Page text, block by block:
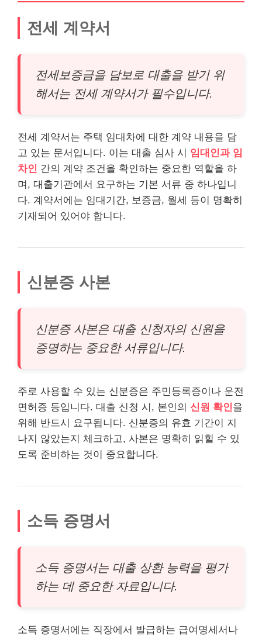
전세 계약서
전세보증금을 담보로 대출을 받기 위
해서는 전세 계약서가 필수입니다.
전세 계약서는 주택 임대차에 대한 계약 내용을 담
고 있는 문서입니다. 이는 대출 심사 시 임대인과 임
차인 간의 계약 조건을 확인하는 중요한 역할을 하
며, 대출기관에서 요구하는 기본 서류 중 하나입니
다. 계약서에는 임대기간, 보증금, 월세 등이 명확히
기재되어 있어야 합니다.
신분증 사본
신분증 사본은 대출 신청자의 신원을
증명하는 중요한 서류입니다.
주로 사용할 수 있는 신분증은 주민등록증이나 운전
면허증 등입니다. 대출 신청 시, 본인의 신원 확인을
위해 반드시 요구됩니다. 신분증의 유효 기간이 지
나지 않았는지 체크하고, 사본은 명확히 읽힐 수 있
도록 준비하는 것이 중요합니다.
소득 증명서
소득 증명서는 대출 상환 능력을 평가
하는 데 중요한 자료입니다.
소득 증명서에는 직장에서 발급하는 급여명세서나